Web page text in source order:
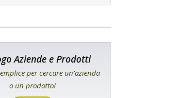
Aziende e Prodotti
per cercare un'azienda
o un prodotto!